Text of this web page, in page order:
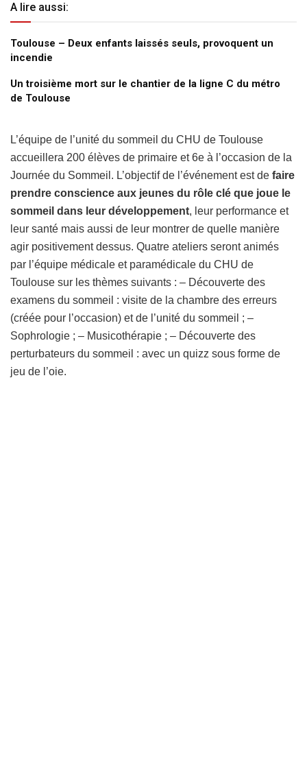
A lire aussi:
Toulouse – Deux enfants laissés seuls, provoquent un
incendie
Un troisième mort sur le chantier de la ligne C du métro
de Toulouse
L’équipe de l’unité du sommeil du CHU de Toulouse
accueillera 200 élèves de primaire et 6e à l’occasion de la
Journée du Sommeil. L’objectif de l’événement est de faire
prendre conscience aux jeunes du rôle clé que joue le
sommeil dans leur développement, leur performance et
leur santé mais aussi de leur montrer de quelle manière
agir positivement dessus. Quatre ateliers seront animés
par l’équipe médicale et paramédicale du CHU de
Toulouse sur les thèmes suivants : – Découverte des
examens du sommeil : visite de la chambre des erreurs
(créée pour l’occasion) et de l’unité du sommeil ; –
Sophrologie ; – Musicothérapie ; – Découverte des
perturbateurs du sommeil : avec un quizz sous forme de
jeu de l’oie.